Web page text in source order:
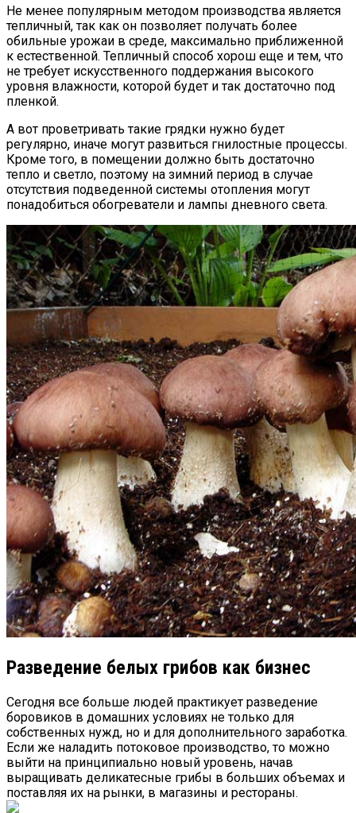
Не менее популярным методом производства является
тепличный, так как он позволяет получать более
обильные урожаи в среде, максимально приближенной
к естественной. Тепличный способ хорош еще и тем, что
не требует искусственного поддержания высокого
уровня влажности, которой будет и так достаточно под
пленкой.
А вот проветривать такие грядки нужно будет
регулярно, иначе могут развиться гнилостные процессы.
Кроме того, в помещении должно быть достаточно
тепло и светло, поэтому на зимний период в случае
отсутствия подведенной системы отопления могут
понадобиться обогреватели и лампы дневного света.
Разведение белых грибов как бизнес
Сегодня все больше людей практикует разведение
боровиков в домашних условиях не только для
собственных нужд, но и для дополнительного заработка.
Если же наладить потоковое производство, то можно
выйти на принципиально новый уровень, начав
выращивать деликатесные грибы в больших объемах и
поставляя их на рынки, в магазины и рестораны.